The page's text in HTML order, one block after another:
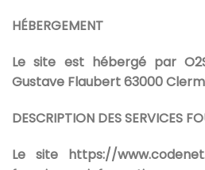
HÉBERGEMENT
Le site est hébergé par
Gustave Flaubert 63000
DESCRIPTION DES SERVICES
Le site https://